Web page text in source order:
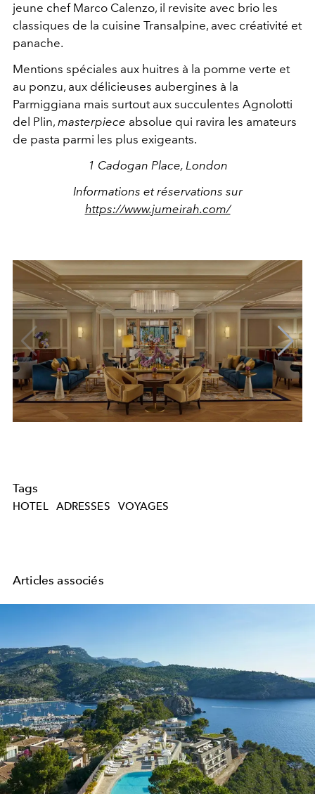
jeune chef Marco Calenzo, il revisite avec brio les
classiques de la cuisine Transalpine, avec créativité et
panache.
Mentions spéciales aux huitres à la pomme verte et
au ponzu, aux délicieuses aubergines à la
Parmiggiana mais surtout aux succulentes Agnolotti
del Plin, masterpiece absolue qui ravira les amateurs
de pasta parmi les plus exigeants.
1 Cadogan Place, London
Informations et réservations sur
https://www.jumeirah.com/
Tags
HOTEL ADRESSES VOYAGES
Articles associés